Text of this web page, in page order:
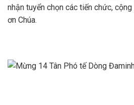
nhận tuyển chọn các tiến chức,
ơn Chúa.